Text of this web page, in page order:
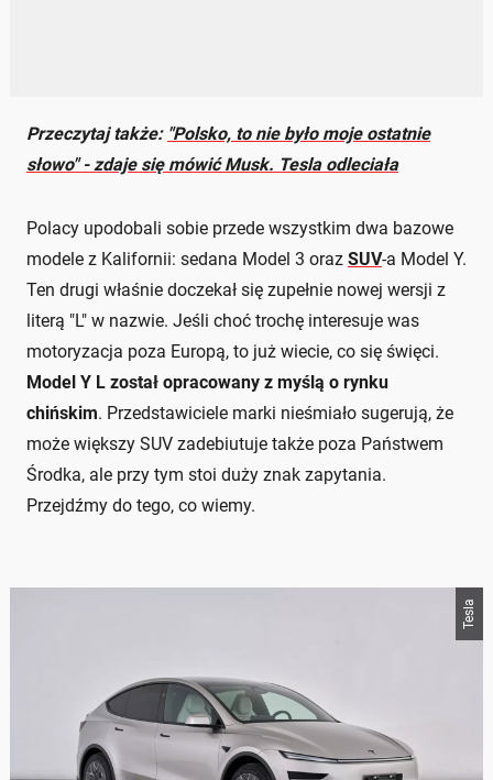
Przeczytaj także: "Polsko, to nie było moje ostatnie
słowo" - zdaje się mówić Musk. Tesla odleciała
Polacy upodobali sobie przede wszystkim dwa bazowe
modele z Kalifornii: sedana Model 3 oraz SUV-a Model Y.
Ten drugi właśnie doczekał się zupełnie nowej wersji z
literą "L" w nazwie. Jeśli choć trochę interesuje was
motoryzacja poza Europą, to już wiecie, co się święci.
Model Y L został opracowany z myślą o rynku
chińskim. Przedstawiciele marki nieśmiało sugerują, że
może większy SUV zadebiutuje także poza Państwem
Środka, ale przy tym stoi duży znak zapytania.
Przejdźmy do tego, co wiemy.
Tesla